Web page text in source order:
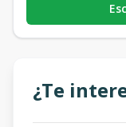
¿Te